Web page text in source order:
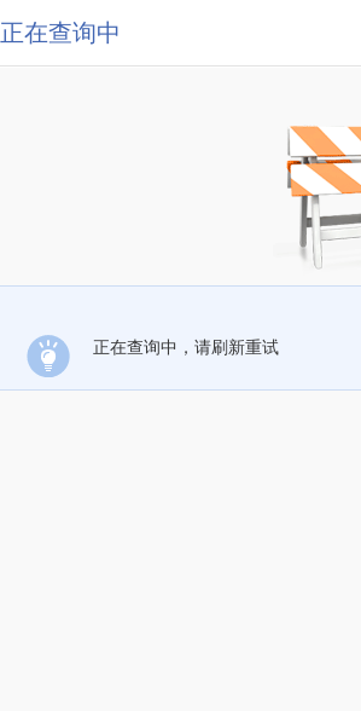
正在查询中
正在查询中，请刷新重试